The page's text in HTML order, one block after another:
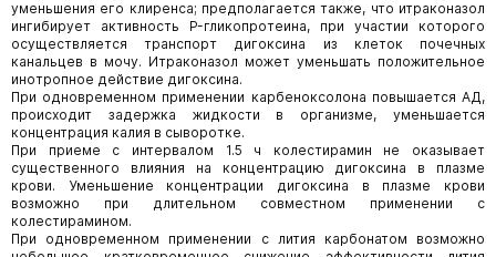
уменьшения его клиренса; предполагается также, что итраконазол
ингибирует активность P-гликопротеина, при участии которого
осуществляется транспорт дигоксина из клеток почечных
канальцев в мочу. Итраконазол может уменьшать положительное
инотропное действие дигоксина.
При одновременном применении карбеноксолона повышается АД,
происходит задержка жидкости в организме, уменьшается
концентрация калия в сыворотке.
При приеме с интервалом 1.5 ч колестирамин не оказывает
существенного влияния на концентрацию дигоксина в плазме
крови. Уменьшение концентрации дигоксина в плазме крови
возможно при длительном совместном применении с
колестирамином.
При одновременном применении с лития карбонатом возможно